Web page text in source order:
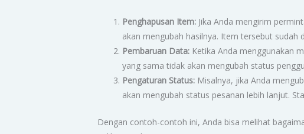
Penghapusan Item: Jika Anda mengirim
akan mengubah hasilnya. Item tersebut sudah
Pembaruan Data: Ketika Anda menggunakan
yang sama tidak akan mengubah status
Pengaturan Status: Misalnya, jika Anda
akan mengubah status pesanan lebih lanjut.
Dengan contoh-contoh ini, Anda bisa melihat